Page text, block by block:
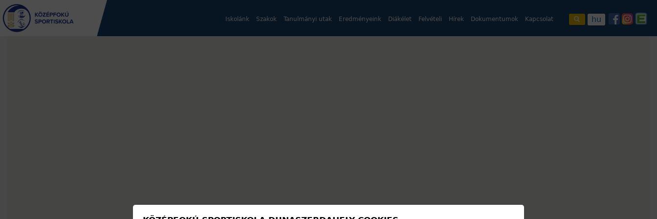
Jump
to
navigation
Iskolánk Szakok Tanulmányi utak Eredményeink Diákélet Felvételi Hírek Dokumentumok Kapcsolat hu